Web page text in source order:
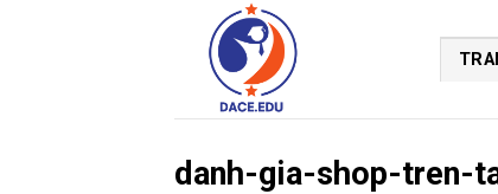
danh-gia-shop-tren-